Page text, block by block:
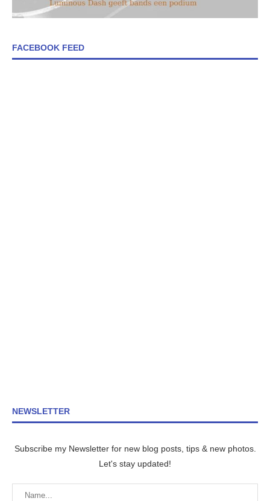
FACEBOOK FEED
NEWSLETTER
Subscribe my Newsletter for new blog posts, tips & new photos.
Let's stay updated!